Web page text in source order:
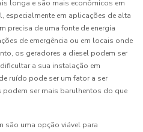
longa e são mais econômicos em
especialmente em aplicações de alta
precisa de uma fonte de energia
de emergência ou em locais onde
os geradores a diesel podem ser
a sua instalação em
ruído pode ser um fator a ser
ser mais barulhentos do que
são uma opção viável para